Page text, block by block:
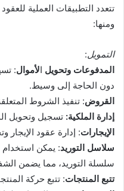
تتعدد التطبيقات العملية
ومنها:
التمويل:
المدفوعات وتحويل الأموال:
دون الحاجة إلى وسيط.
القروض: تنفيذ الشروط
إدارة الملكية: تسجيل وتحويل
الإيجارات: إدارة عقود
سلاسل التوريد: يمكن استخدام
سلسلة التوريد، مما يضمن
تتبع المنتجات: تتبع حركة